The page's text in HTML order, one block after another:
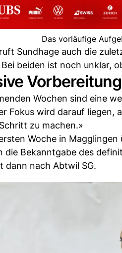
Das vorläufige
Sundhage auch die
beiden ist noch unklar,
Wochen sind eine
Fokus wird darauf liegen,
zu machen.»
Woche in
die Bekanntgabe des
dann nach Abtwil SG.